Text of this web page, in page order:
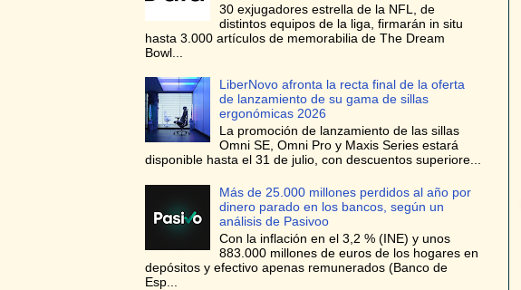
30 exjugadores estrella de la NFL, de
distintos equipos de la liga, firmarán in situ
hasta 3.000 artículos de memorabilia de The Dream
Bowl...
LiberNovo afronta la recta final de la oferta
de lanzamiento de su gama de sillas
ergonómicas 2026
La promoción de lanzamiento de las sillas
Omni SE, Omni Pro y Maxis Series estará
disponible hasta el 31 de julio, con descuentos superiore...
Más de 25.000 millones perdidos al año por
dinero parado en los bancos, según un
análisis de Pasivoo
Con la inflación en el 3,2 % (INE) y unos
883.000 millones de euros de los hogares en
depósitos y efectivo apenas remunerados (Banco de
Esp...